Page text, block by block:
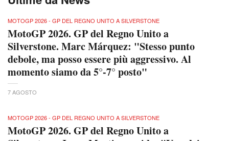
MOTOGP 2026 - GP DEL REGNO UNITO A SILVERSTONE
MotoGP 2026. GP del Regno Unito a
Silverstone. Marc Márquez: "Stesso punto
debole, ma posso essere più aggressivo. Al
momento siamo da 5°-7° posto"
7 AGOSTO
MOTOGP 2026 - GP DEL REGNO UNITO A SILVERSTONE
MotoGP 2026. GP del Regno Unito a